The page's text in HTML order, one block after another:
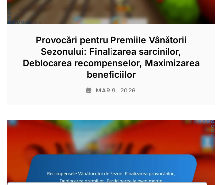
Provocări pentru Premiile Vânătorii
Sezonului: Finalizarea sarcinilor,
Deblocarea recompenselor, Maximizarea
beneficiilor
MAR 9, 2026